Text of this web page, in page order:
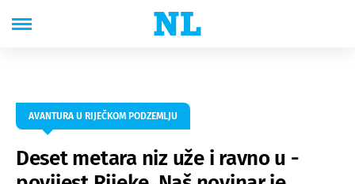
AVANTURA U RIJEČKOM PODZEMLJU
Deset metara niz uže i ravno u -